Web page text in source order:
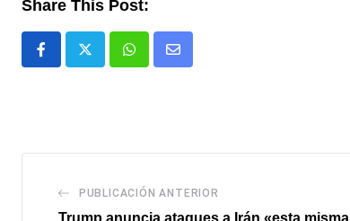
Share This Post:
WhatsappComparte
PUBLICACIÓN ANTERIOR
Trump anuncia ataques a Irán «esta misma